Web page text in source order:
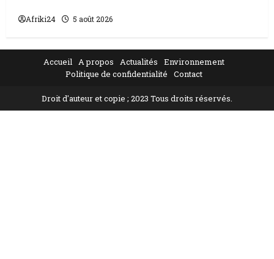
Afriki24 5 août 2026
Accueil A propos Actualités
Environnement
Politique de confidentialité
Contact
Droit d'auteur et copie ; 2023 Tous droits réservés.